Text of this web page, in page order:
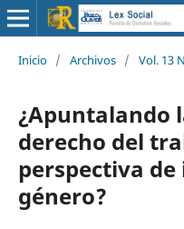
Inicio / Archivos / Vol. 13
¿Apuntalando
derecho del
perspectiva
género?